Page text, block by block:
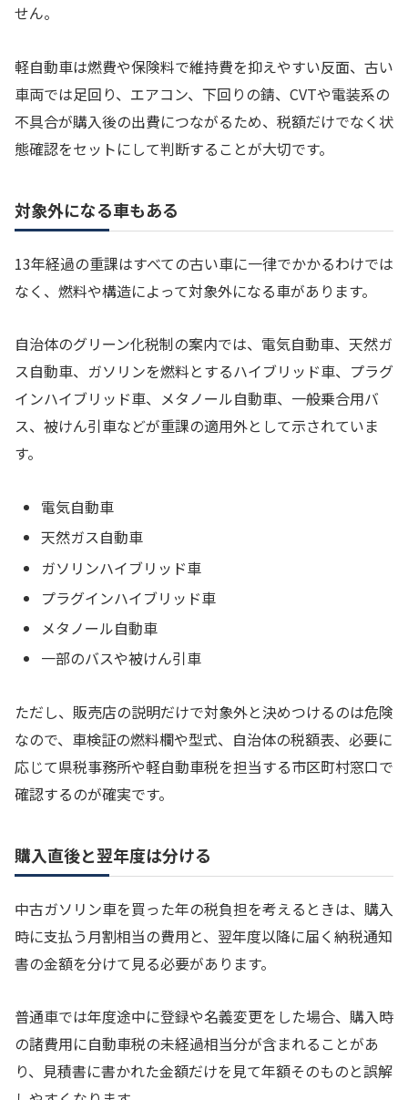
せん。
軽自動車は燃費や保険料で維持費を抑えやすい反面、古い
車両では足回り、エアコン、下回りの錆、CVTや電装系の
不具合が購入後の出費につながるため、税額だけでなく状
態確認をセットにして判断することが大切です。
対象外になる車もある
13年経過の重課はすべての古い車に一律でかかるわけでは
なく、燃料や構造によって対象外になる車があります。
自治体のグリーン化税制の案内では、電気自動車、天然ガ
ス自動車、ガソリンを燃料とするハイブリッド車、プラグ
インハイブリッド車、メタノール自動車、一般乗合用バ
ス、被けん引車などが重課の適用外として示されていま
す。
電気自動車
天然ガス自動車
ガソリンハイブリッド車
プラグインハイブリッド車
メタノール自動車
一部のバスや被けん引車
ただし、販売店の説明だけで対象外と決めつけるのは危険
なので、車検証の燃料欄や型式、自治体の税額表、必要に
応じて県税事務所や軽自動車税を担当する市区町村窓口で
確認するのが確実です。
購入直後と翌年度は分ける
中古ガソリン車を買った年の税負担を考えるときは、購入
時に支払う月割相当の費用と、翌年度以降に届く納税通知
書の金額を分けて見る必要があります。
普通車では年度途中に登録や名義変更をした場合、購入時
の諸費用に自動車税の未経過相当分が含まれることがあ
り、見積書に書かれた金額だけを見て年額そのものと誤解